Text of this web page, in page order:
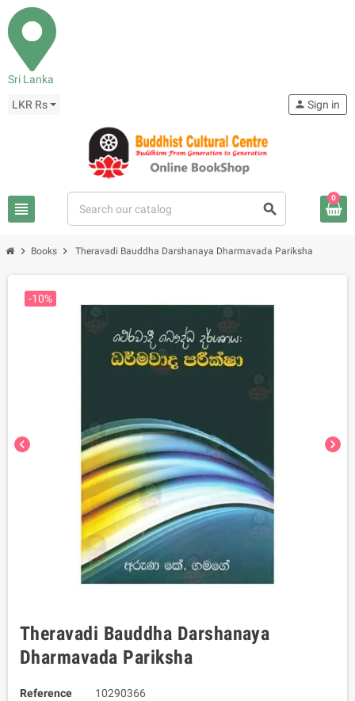
Sri Lanka
LKR Rs
view_headline search
person Sign in
0
chevron_right Books chevron_right Theravadi Bauddha Darshanaya Dharmavada Pariksha
chevron_left chevron_right
-10%
Theravadi Bauddha Darshanaya
Dharmavada Pariksha
Reference
10290366